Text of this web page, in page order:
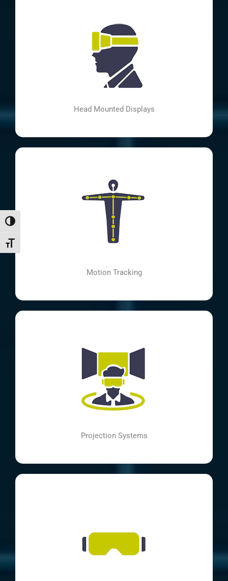
Umschalten auf hohe Kontraste
Schrift vergrößern
Head Mounted Displays
Motion Tracking
Projection Systems